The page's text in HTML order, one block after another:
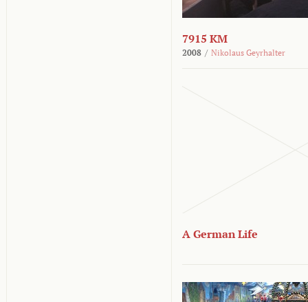
7915 KM
2008 / Nikolaus Geyrhalter
A German Life